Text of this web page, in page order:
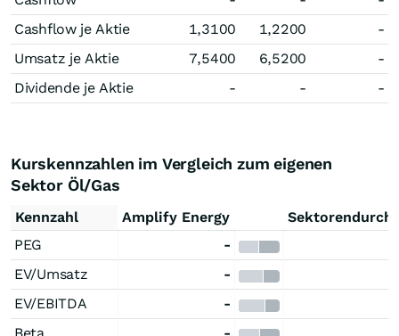
Cashflow je Aktie
1,3100 1,2200
-
Umsatz je Aktie
7,5400 6,5200
-
Dividende je Aktie
- - -
Kurskennzahlen im Vergleich zum eigenen
Sektor Öl/Gas
Kennzahl Amplify Energy
PEG
-
EV/Umsatz
-
EV/EBITDA
-